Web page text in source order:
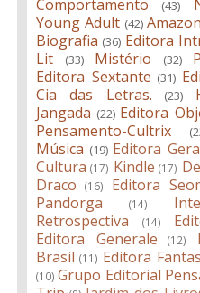
Comportamento (43)
Young Adult (42) Amazon
Biografia (36) Editora
Lit
(33) Mistério (32)
Editora Sextante (31)
Cia das Letras. (23)
Jangada (22) Editora
Pensamento-Cultrix
Música (19) Editora
Cultura (17) Kindle (17)
Draco
(16) Editora
Pandorga
(14)
Retrospectiva (14)
Editora Generale (12)
Brasil (11) Editora
(10) Grupo Editorial